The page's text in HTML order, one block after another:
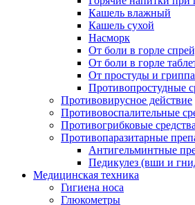
Кашель влажный
Кашель сухой
Насморк
От боли в горле
От боли в горле
От простуды и
Противопростудные
Противовирусное действие
Противовоспалительные
Противогрибковые средства
Противопаразитарные
Антигельминтные
Педикулез (вши и
Медицинская техника
Гигиена носа
Глюкометры